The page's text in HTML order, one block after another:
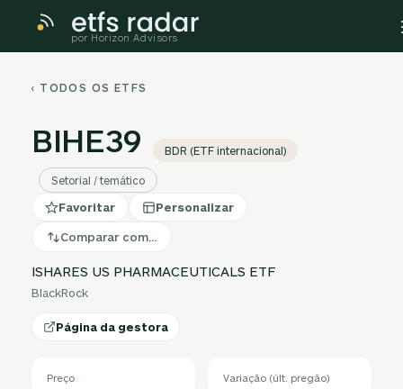
por Horizon Advisors
‹ TODOS OS ETFS
BIHE39 BDR (ETF internacional)
Setorial / temático
Favoritar Personalizar
Comparar com…
ISHARES US PHARMACEUTICALS ETF
BlackRock
Página da gestora
Preço Variação (últ. pregão)